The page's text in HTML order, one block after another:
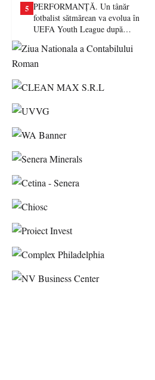
5 PERFORMANȚĂ. Un tânăr
fotbalist sătmărean va evolua în
UEFA Youth League după